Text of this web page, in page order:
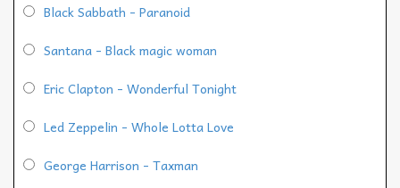
Black Sabbath - Paranoid
Santana - Black magic woman
Eric Clapton - Wonderful Tonight
Led Zeppelin - Whole Lotta Love
George Harrison - Taxman